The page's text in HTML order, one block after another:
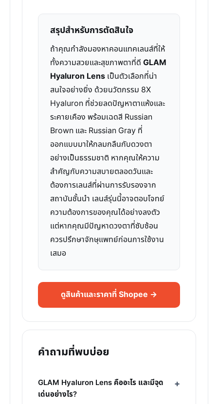
สรุปสำหรับการตัดสินใจ
ถ้าคุณกำลังมองหาคอนแทคเลนส์ที่ให้
ทั้งความสวยและสุขภาพตาที่ดี GLAM
Hyaluron Lens เป็นตัวเลือกที่น่า
สนใจอย่างยิ่ง ด้วยนวัตกรรม 8X
Hyaluron ที่ช่วยลดปัญหาตาแห้งและ
ระคายเคือง พร้อมเฉดสี Russian
Brown และ Russian Gray ที่
ออกแบบมาให้กลมกลืนกับดวงตา
อย่างเป็นธรรมชาติ หากคุณให้ความ
สำคัญกับความสบายตลอดวันและ
ต้องการเลนส์ที่ผ่านการรับรองจาก
สถาบันชั้นนำ เลนส์รุ่นนี้อาจตอบโจทย์
ความต้องการของคุณได้อย่างลงตัว
แต่หากคุณมีปัญหาดวงตาที่ซับซ้อน
ควรปรึกษาจักษุแพทย์ก่อนการใช้งาน
เสมอ
ดูสินค้าและราคาที่ Shopee →
คำถามที่พบบ่อย
GLAM Hyaluron Lens คืออะไร และมีจุด
เด่นอย่างไร?